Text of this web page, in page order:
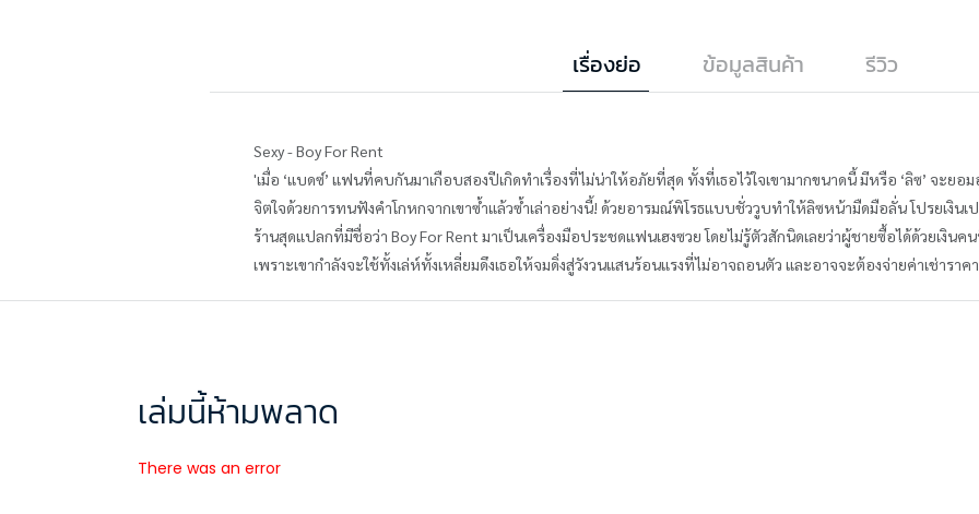
เรื่องย่อ ข้อมูลสินค้า รีวิว
Sexy - Boy For Rent
'เมื่อ ‘แบดซ์’ แฟนที่คบกันมาเกือบสองปีเกิดทำเรื่องที่ไม่น่าให้อภัยที่สุด ทั้งที่เธอไว้ใจเขามากขนาดนี้ มีหรือ ‘ลิซ’ จะยอม
จิตใจด้วยการทนฟังคำโกหกจากเขาซ้ำแล้วซ้ำเล่าอย่างนี้! ด้วยอารมณ์พิโรธแบบชั่ววูบทำให้ลิซหน้ามืดมือลั่น โปรยเงินเป
ร้านสุดแปลกที่มีชื่อว่า Boy For Rent มาเป็นเครื่องมือประชดแฟนเฮงซวย โดยไม่รู้ตัวสักนิดเลยว่าผู้ชายซื้อได้ด้วยเงินค
เพราะเขากำลังจะใช้ทั้งเล่ห์ทั้งเหลี่ยมดึงเธอให้จมดิ่งสู่วังวนแสนร้อนแรงที่ไม่อาจถอนตัว และอาจจะต้องจ่ายค่าเช่าราค
เล่มนี้ห้ามพลาด
There was an error